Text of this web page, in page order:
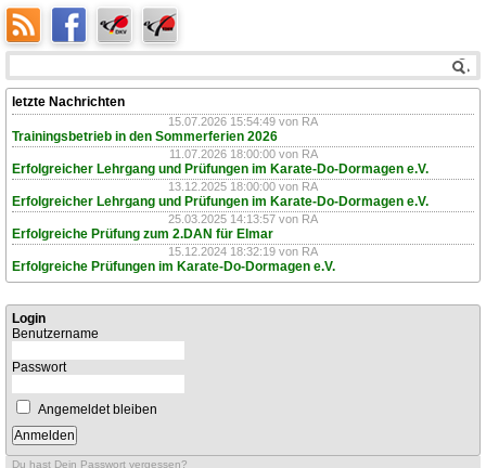
letzte Nachrichten
15.07.2026 15:54:49 von RA
Trainingsbetrieb in den Sommerferien 2026
11.07.2026 18:00:00 von RA
Erfolgreicher Lehrgang und Prüfungen im Karate-Do-Dormagen e.V.
13.12.2025 18:00:00 von RA
Erfolgreicher Lehrgang und Prüfungen im Karate-Do-Dormagen e.V.
25.03.2025 14:13:57 von RA
Erfolgreiche Prüfung zum 2.DAN für Elmar
15.12.2024 18:32:19 von RA
Erfolgreiche Prüfungen im Karate-Do-Dormagen e.V.
Login
Benutzername
Passwort
Angemeldet bleiben
Du hast Dein Passwort vergessen?